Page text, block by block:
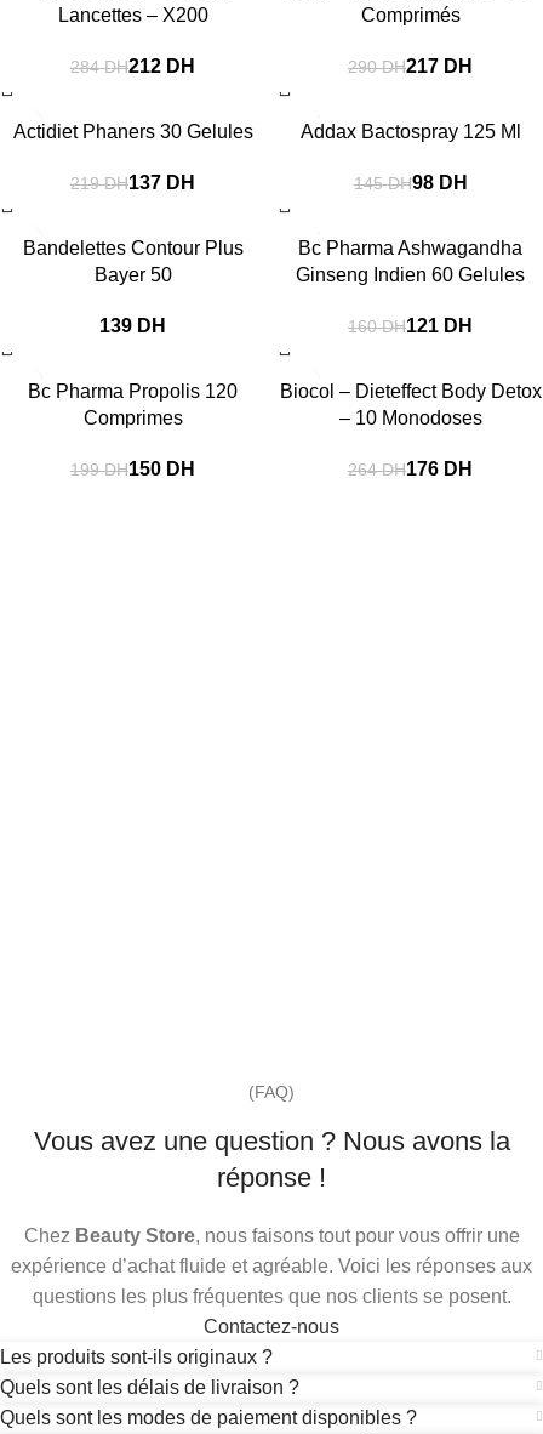
Lancettes – X200
284DH212 DH
Comprimés
290DH217 DH
Actidiet Phaners 30 Gelules
219DH137 DH
Addax Bactospray 125 Ml
145DH98 DH
Bandelettes Contour Plus
Bayer 50
DH
Bc Pharma Ashwagandha
Ginseng Indien 60 Gelules
160DH121 DH
Bc Pharma Propolis 120
Comprimes
199DH150 DH
Biocol – Dieteffect Body Detox
– 10 Monodoses
264DH176 DH
(FAQ)
Vous avez une question ? Nous avons la
réponse !
Chez Beauty Store, nous faisons tout pour vous offrir une
expérience d’achat fluide et agréable. Voici les réponses aux
questions les plus fréquentes que nos clients se posent.
Contactez-nous
Les produits sont-ils originaux ?
Quels sont les délais de livraison ?
Quels sont les modes de paiement disponibles ?